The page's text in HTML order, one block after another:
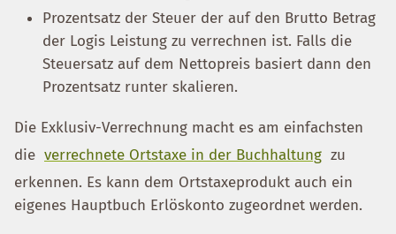
Prozentsatz der Steuer der auf den Brutto Betrag
der Logis Leistung zu verrechnen ist. Falls die
Steuersatz auf dem Nettopreis basiert dann den
Prozentsatz runter skalieren.
Die Exklusiv-Verrechnung macht es am einfachsten
die verrechnete Ortstaxe in der Buchhaltung zu
erkennen. Es kann dem Ortstaxeprodukt auch ein
eigenes Hauptbuch Erlöskonto zugeordnet werden.